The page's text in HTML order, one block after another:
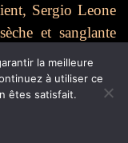
Sergio Leone
et sanglante
place ici, donner
la meilleure
à utiliser ce
êtes satisfait.